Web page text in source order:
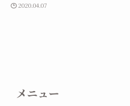
2020.04.07
メニュー